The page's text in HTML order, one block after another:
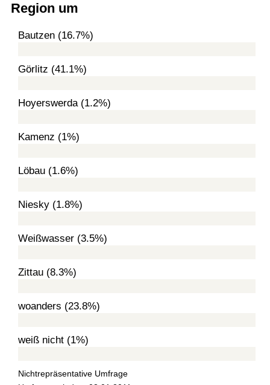
Region um
Bautzen (16.7%)
Görlitz (41.1%)
Hoyerswerda (1.2%)
Kamenz (1%)
Löbau (1.6%)
Niesky (1.8%)
Weißwasser (3.5%)
Zittau (8.3%)
woanders (23.8%)
weiß nicht (1%)
Nichtrepräsentative Umfrage